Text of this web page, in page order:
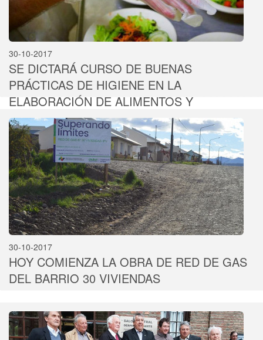
30-10-2017
SE DICTARÁ CURSO DE BUENAS
PRÁCTICAS DE HIGIENE EN LA
ELABORACIÓN DE ALIMENTOS Y
NUTRICIÓN
30-10-2017
HOY COMIENZA LA OBRA DE RED DE GAS
DEL BARRIO 30 VIVIENDAS